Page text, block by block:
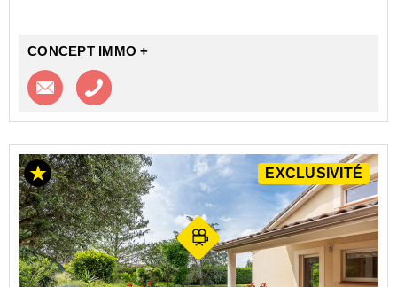
CONCEPT IMMO +
Contacter l'agence
EXCLUSIVITÉ